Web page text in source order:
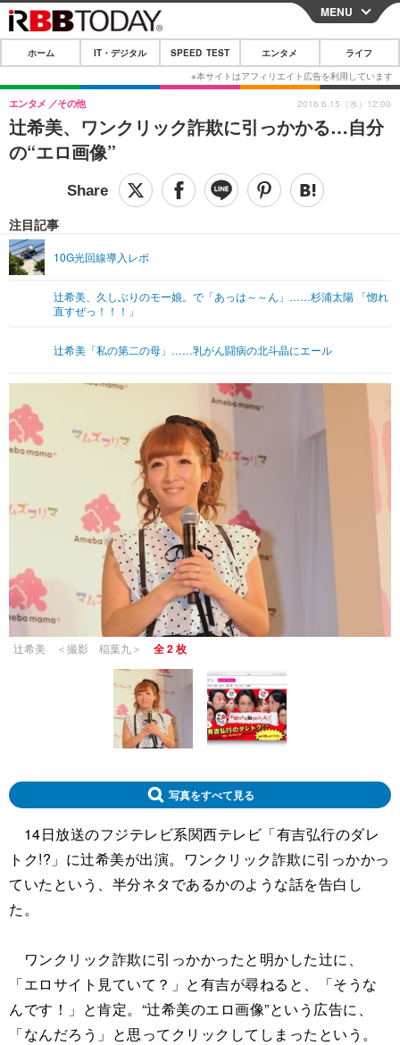
CLOSE
ホーム
IT・デジタル
IT・デジタルTOP スマートフォン
ショッピング その他
SPEED TEST
エンタメTOP 映画・ドラマ
グラビア
ショッピング その他
ライフTOP
その他
リリース一覧
MENU
ホーム IT・デジタル SPEED TEST エンタメ ライフ
辻希美、ワンクリック詐欺に引っかかる…自分
の“エロ画像”
エンタメ その他
注目記事
10G光回線導入レポ
辻希美、久しぶりのモー娘。で「あっは～～ん」……杉浦太陽 「惚れ
直すぜっ！！！」
辻希美「私の第二の母」……乳がん闘病の北斗晶にエール
2016.6.15（水）12:00
辻希美 ＜撮影 稲葉九＞ 全 2 枚
写真をすべて見る
14日放送のフジテレビ系関西テレビ「有吉弘行のダレ
トク!?」に辻希美が出演。ワンクリック詐欺に引っかかっ
ていたという、半分ネタであるかのような話を告白し
た。
ワンクリック詐欺に引っかかったと明かした辻に、
「エロサイト見ていて？」と有吉が尋ねると、「そうな
んです！」と肯定。“辻希美のエロ画像”という広告に、
「なんだろう」と思ってクリックしてしまったという。